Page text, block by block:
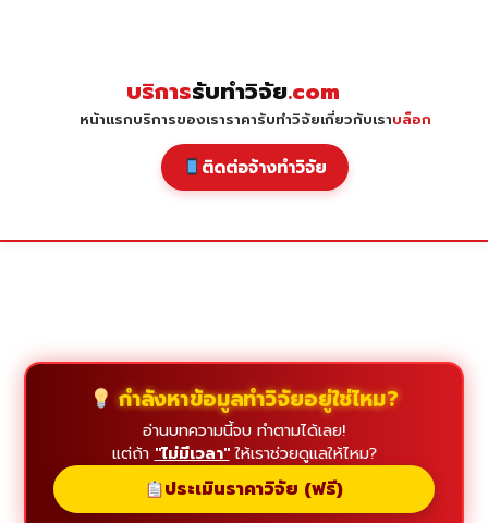
บริการรับทำวิจัย.com
หน้าแรกบริการของเราราคารับทำวิจัยเกี่ยวกับเราบล็อก
ติดต่อจ้างทำวิจัย
กำลังหาข้อมูลทำวิจัยอยู่ใช่ไหม?
อ่านบทความนี้จบ ทำตามได้เลย!
แต่ถ้า "ไม่มีเวลา"ให้เราช่วยดูแลให้ไหม?
ประเมินราคาวิจัย (ฟรี)